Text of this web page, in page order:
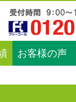
お客様の声